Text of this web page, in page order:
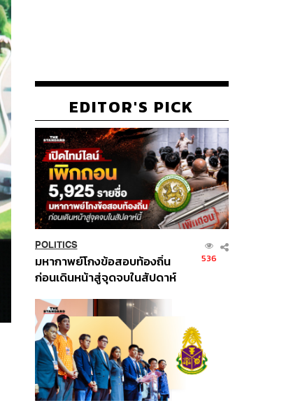
EDITOR'S PICK
POLITICS
มหากาพย์โกงข้อสอบท้องถิ่น
ก่อนเดินหน้าสู่จุดจบในสัปดาห์
536